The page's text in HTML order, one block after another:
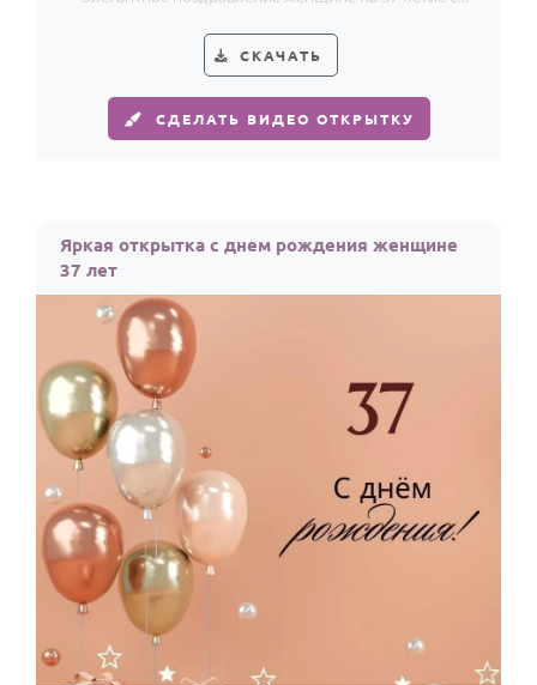
Все родственники
ПЕРСОНАЛЬНЫЕ
Пожелания
СКАЧАТЬ
СДЕЛАТЬ ВИДЕО ОТКРЫТКУ
Яркая открытка с днем рождения женщине
37 лет